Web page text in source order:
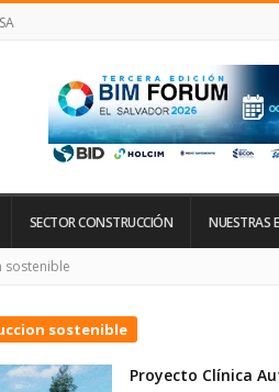
SECTOR CONSTRUCCIÓN NUESTRAS
sostenible
sostenible
Proyecto Clínica